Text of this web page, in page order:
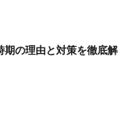
期の理由と対策を徹底解